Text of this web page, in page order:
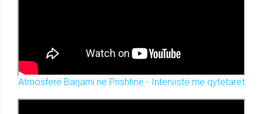
Atmosferë Barjami në Prishtinë - Intervistë me qytetarët